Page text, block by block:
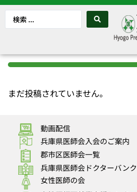
まだ投稿されていません。
動画配信
兵庫県医師会入会のご案内
郡市区医師会一覧
兵庫県医師会ドクターバンク
女性医師の会